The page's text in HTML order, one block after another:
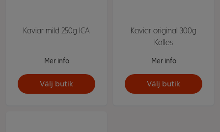
Kaviar mild 250g ICA
Mer info
Välj butik
Kaviar original 300g
Kalles
Mer info
Välj butik